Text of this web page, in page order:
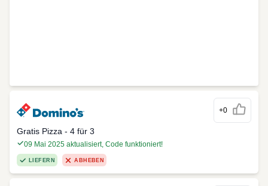
+0
Gratis Pizza - 4 für 3
09 Mai 2025 aktualisiert, Code funktioniert!
LIEFERN ABHEBEN